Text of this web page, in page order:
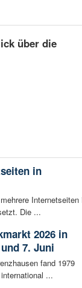
über die
in
Internetseiten
Die ...
2026 in
7. Juni
fand 1979
...